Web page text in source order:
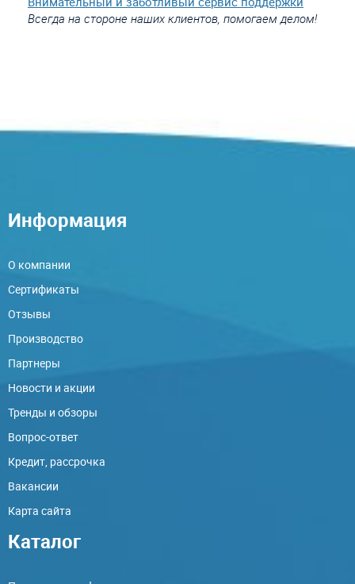
Всегда на стороне наших клиентов, помогаем делом!
Информация
О компании
Сертификаты
Отзывы
Производство
Партнеры
Новости и акции
Тренды и обзоры
Вопрос-ответ
Кредит, рассрочка
Вакансии
Карта сайта
Каталог